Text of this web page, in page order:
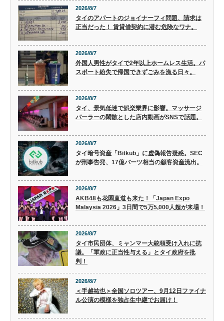
2026/8/7
タイのアパートのジョイナーフィ問題、請求は
正当だった！ 賃貸借契約に潜む危険なワナ。
2026/8/7
外国人男性がタイで2年以上ホームレス生活。パ
スポート紛失で帰国できずごみを漁る日々。
2026/8/7
タイ、景気低迷で娯楽業界に影響。マッサージ
パーラーの閑散とした店内動画がSNSで話題。
2026/8/7
タイ暗号資産「Bitkub」に虚偽報告疑惑。SEC
が刑事告発、17億バーツ相当の顧客資産流出。
2026/8/7
AKB48も花園直道も来た！「Japan Expo
Malaysia 2026」3日間で5万5,000人超が来場！
2026/8/7
タイ市民団体、ミャンマー大統領受け入れに抗
議。「軍政に正当性与える」とタイ政府を批
判！
2026/8/7
＜手越祐也＞全国ソロツアー、9月12日ファイナ
ル公演の模様を独占生中継でお届け！